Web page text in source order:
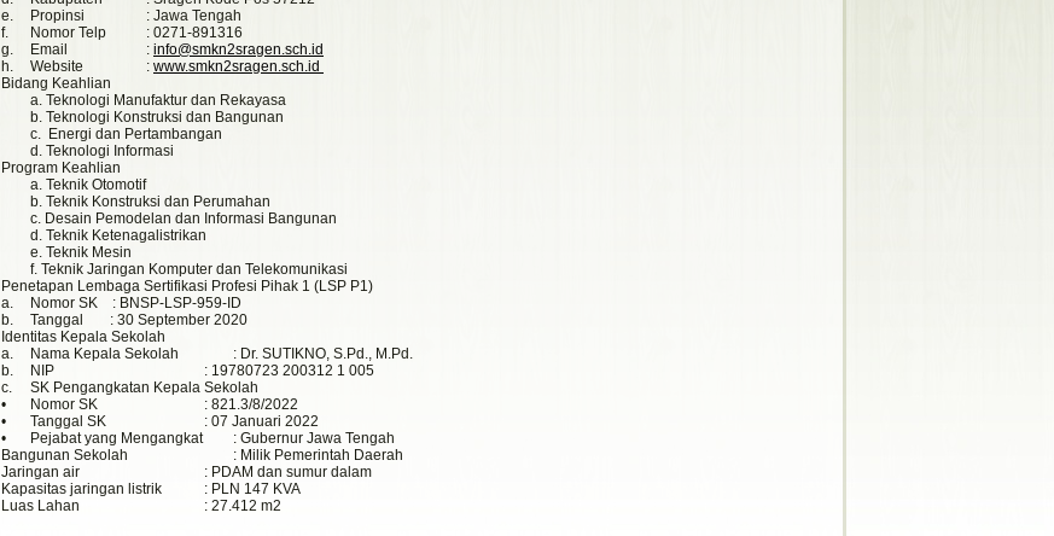
e.
Propinsi
: Jawa Tengah
f.
Nomor Telp
: 0271-891316
g.
Email : info@smkn2sragen.sch.id
h.
Website : www.smkn2sragen.sch.id
Bidang Keahlian
a. Teknologi Manufaktur dan Rekayasa
b. Teknologi Konstruksi dan Bangunan
c. Energi dan Pertambangan
d. Teknologi Informasi
Program Keahlian
a. Teknik Otomotif
b. Teknik Konstruksi dan Perumahan
c. Desain Pemodelan dan Informasi Bangunan
d. Teknik Ketenagalistrikan
e. Teknik Mesin
f. Teknik Jaringan Komputer dan Telekomunikasi
Penetapan Lembaga Sertifikasi Profesi Pihak 1 (LSP P1)
a.
Nomor SK
: BNSP-LSP-959-ID
b.
Tanggal
: 30 September 2020
Identitas Kepala Sekolah
a.
Nama Kepala Sekolah
: Dr. SUTIKNO, S.Pd., M.Pd.
b.
NIP
: 19780723 200312 1 005
c.
SK Pengangkatan Kepala Sekolah
•
Nomor SK
: 821.3/8/2022
•
Tanggal SK
: 07 Januari 2022
•
Pejabat yang Mengangkat
: Gubernur Jawa Tengah
Bangunan Sekolah
: Milik Pemerintah Daerah
Jaringan air
: PDAM dan sumur dalam
Kapasitas jaringan listrik
: PLN 147 KVA
Luas Lahan : 27.412 m2